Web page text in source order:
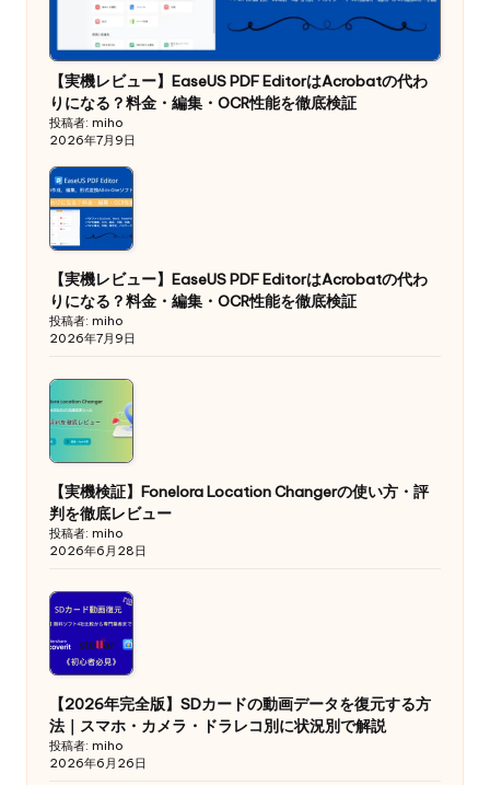
【実機レビュー】EaseUS PDF EditorはAcrobatの代わ
りになる？料金・編集・OCR性能を徹底検証
投稿者: miho
2026年7月9日
【実機レビュー】EaseUS PDF EditorはAcrobatの代わ
りになる？料金・編集・OCR性能を徹底検証
投稿者: miho
2026年7月9日
【実機検証】Fonelora Location Changerの使い方・評
判を徹底レビュー
投稿者: miho
2026年6月28日
【2026年完全版】SDカードの動画データを復元する方
法｜スマホ・カメラ・ドラレコ別に状況別で解説
投稿者: miho
2026年6月26日